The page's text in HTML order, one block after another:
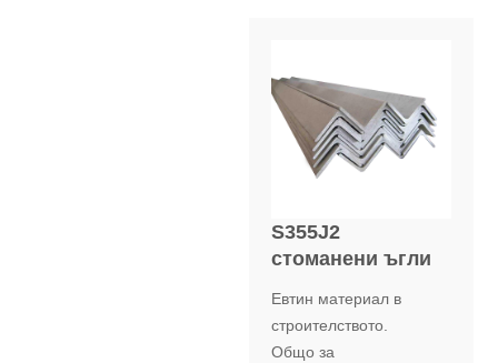
S355J2
стоманени ъгли
Евтин материал в
строителството.
Общо за